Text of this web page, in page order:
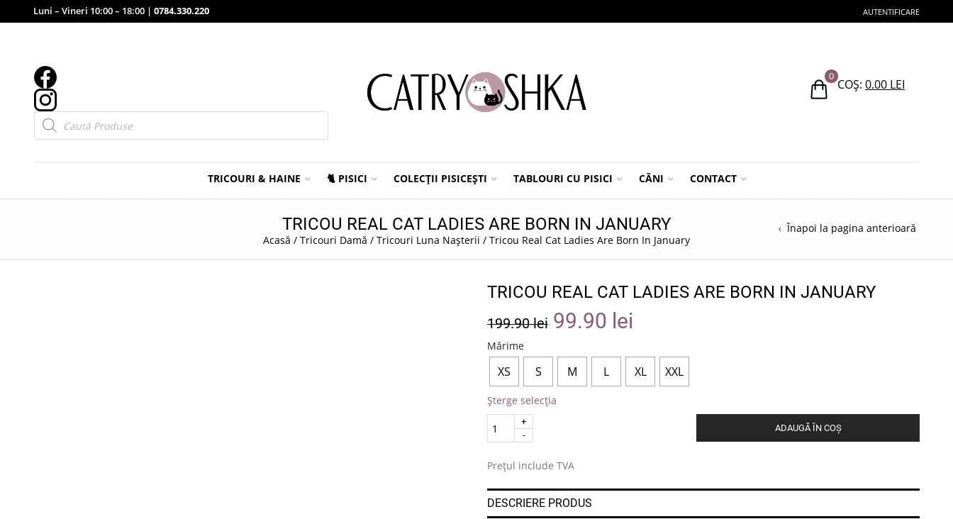
Luni – Vineri 10:00 – 18:00 | 0784.330.220 AUTENTIFICARE
Products
search
0
COȘ: 0.00 LEI
TRICOURI & HAINE 🐈 PISICI COLECȚII PISICEȘTI TABLOURI CU PISICI CĂNI CONTACT
TRICOU REAL CAT LADIES ARE BORN IN JANUARY
Acasă / Tricouri Damă / Tricouri Luna Nașterii / Tricou Real Cat Ladies Are Born In January
Înapoi la pagina anterioară
TRICOU REAL CAT LADIES ARE BORN IN JANUARY
199.90lei 99.90 lei
Mărime
XS S M L XL XXL
Șterge selecția
Quantity
ADAUGĂ ÎN COȘ
Prețul include TVA
DESCRIERE PRODUS